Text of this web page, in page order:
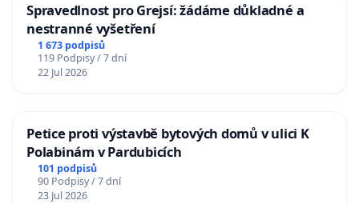
Spravedlnost pro Grejsí: žádáme důkladné a
nestranné vyšetření
1 673 podpisů
119 Podpisy / 7 dní
22 Jul 2026
Petice proti výstavbě bytových domů v ulici K
Polabinám v Pardubicích
101 podpisů
90 Podpisy / 7 dní
23 Jul 2026